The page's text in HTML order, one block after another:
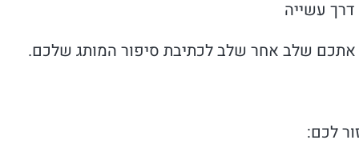
עשייה
שלב אחר שלב לכתיבת סיפור המותג שלכם.
לכם: